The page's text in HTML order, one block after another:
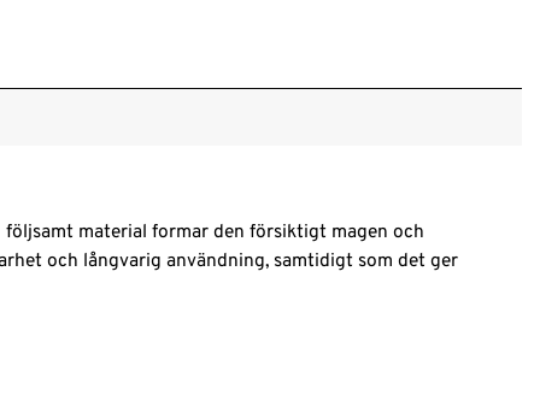
material formar den försiktigt magen och
och långvarig användning, samtidigt som det ger